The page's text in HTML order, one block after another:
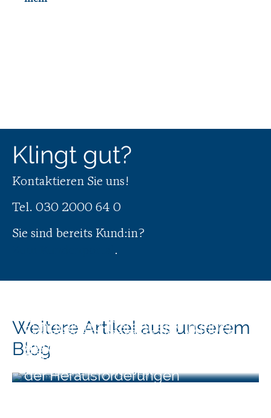
Klingt gut?
Kontaktieren Sie uns!
Tel. 030 2000 64 0
Sie sind bereits Kund:in?
.
Weitere Artikel aus unserem
Blog
Microsoft Dynamics 365 Version
9.0 (Juli 2017 Update)
Automatisierter Check-In Prozess
für Events mit Etiketten-Druck
Fundraising-Datenbank in einer
gemeinnützigen Organisation:
Ein agiler Ansatz zur Bewältigung
der Herausforderungen